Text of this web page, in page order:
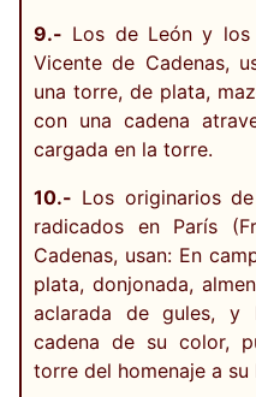
9.- Los de León y los
Vicente de Cadenas,
una torre, de plata,
con una cadena
cargada en la torre.
10.- Los originarios
radicados en París
Cadenas, usan: En
plata, donjonada,
aclarada de gules, y
cadena de su color,
torre del homenaje a su